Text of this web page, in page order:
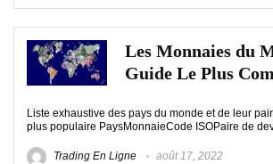
Les Monnaies du
Guide Le Plus
Liste exhaustive des pays du monde et de leur
plus populaire PaysMonnaieCode ISOPaire de
Trading En Ligne août 17, 2022